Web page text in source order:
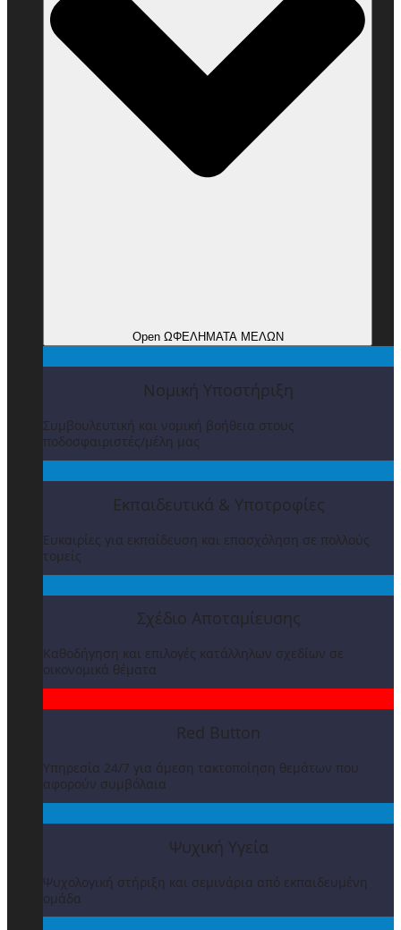
Open ΩΦΕΛΗΜΑΤΑ ΜΕΛΩΝ
Νομική Υποστήριξη
Συμβουλευτική και νομική βοήθεια στους
ποδοσφαιριστές/μέλη μας
Εκπαιδευτικά & Υποτροφίες
Ευκαιρίες για εκπαίδευση και επασχόληση σε πολλούς
τομείς
Σχέδιο Αποταμίευσης
Καθοδήγηση και επιλογές κατάλληλων σχεδίων σε
οικονομικά θέματα
Red Button
Υπηρεσία 24/7 για άμεση τακτοποίηση θεμάτων που
αφορούν συμβόλαια
Ψυχική Υγεία
Ψυχολογική στήριξη και σεμινάρια από εκπαιδευμένη
ομάδα